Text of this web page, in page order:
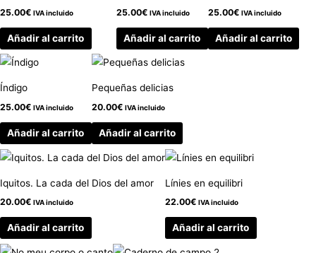
25.00€ IVA incluido
Añadir al carrito
25.00€ IVA incluido
Añadir al carrito
25.00€ IVA incluido
Añadir al carrito
Índigo
25.00€ IVA incluido
Añadir al carrito
Pequeñas delicias
20.00€ IVA incluido
Añadir al carrito
Iquitos. La cada del Dios del amor
20.00€ IVA incluido
Añadir al carrito
Línies en equilibri
22.00€ IVA incluido
Añadir al carrito